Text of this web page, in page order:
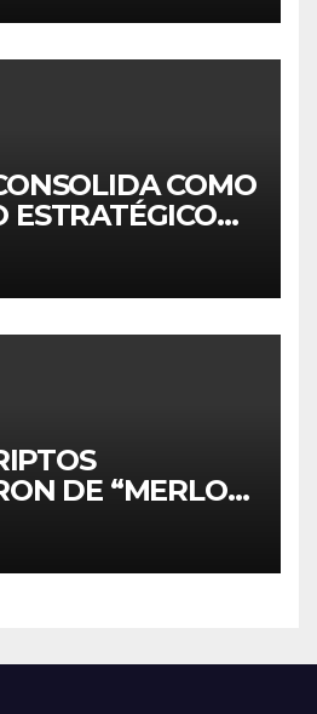
COMO
ESTRATÉGICO
DE
DE “MERLO